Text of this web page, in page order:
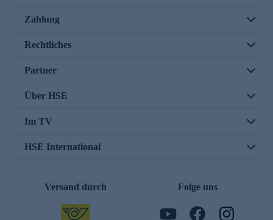
Zahlung
Rechtliches
Partner
Über HSE
Im TV
HSE International
Versand durch Folge uns